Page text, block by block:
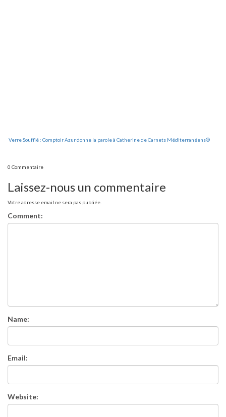
Verre Soufflé : Comptoir Azur donne la parole à Catherine de Carnets Méditerranéens®
0 Commentaire
Laissez-nous un commentaire
Votre adresse email ne sera pas publiée.
Comment:
Name:
Email:
Website: